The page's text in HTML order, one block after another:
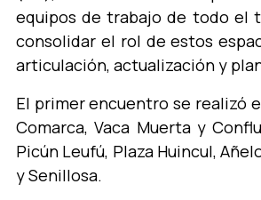
equipos de trabajo de todo el
consolidar el rol de estos
articulación, actualización y
El primer encuentro se realizó
Comarca, Vaca Muerta y
Picún Leufú, Plaza Huincul,
y Senillosa.